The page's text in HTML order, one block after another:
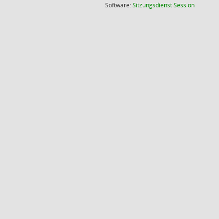
Software:SitzungsdienstSession(Wird in